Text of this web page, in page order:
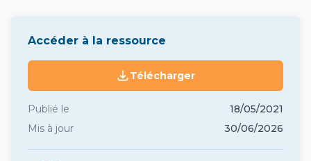
Accéder à la ressource
Télécharger
Publié le
18/05/2021
Mis à jour
30/06/2026